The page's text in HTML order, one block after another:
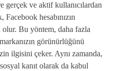
gerçek ve aktif kullanıcılardan
hesabınızın
olur. Bu yöntem, daha fazla
görünürlüğünü
ilgisini çeker. Aynı zamanda,
kanıt olarak da kabul